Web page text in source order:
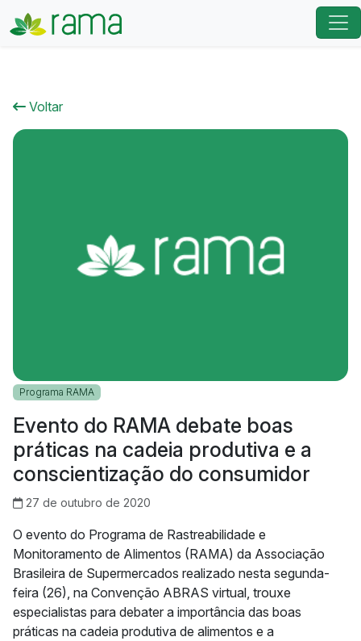
Voltar
Programa RAMA
Evento do RAMA debate boas
práticas na cadeia produtiva e a
conscientização do consumidor
27 de outubro de 2020
O evento do Programa de Rastreabilidade e
Monitoramento de Alimentos (RAMA) da Associação
Brasileira de Supermercados realizado nesta segunda-
feira (26), na Convenção ABRAS virtual, trouxe
especialistas para debater a importância das boas
práticas na cadeia produtiva de alimentos e a